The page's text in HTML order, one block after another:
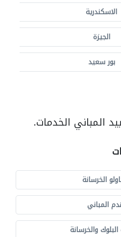
الاسكندرية
الجيزة
بور سعيد
المباني الخدمات.
الخرسانة
المباني
والخرسانة